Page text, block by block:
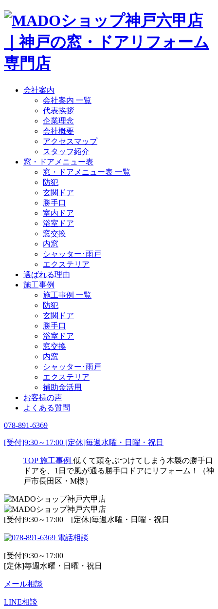
会社案内
会社案内 一覧
代表挨拶
企業理念
会社概要
アクセスマップ
スタッフ紹介
窓・ドアメニュー表
窓・ドアメニュー表 一覧
防犯
玄関ドア
勝手口
室内ドア
浴室ドア
窓交換
内窓
シャッター･雨戸
エクステリア
選ばれる理由
施工事例
施工事例 一覧
防犯
玄関ドア
勝手口
浴室ドア
窓交換
内窓
シャッター･雨戸
エクステリア
補助金活用
お客様の声
よくある質問
078-891-6369
[受付]9:30～17:00 [定休]毎週水曜・日曜・祝日
TOP 施工事例 低くて頭をぶつけてしまう木製の勝手口
ドアを、1日で風が通る勝手口ドアにリフォーム！（神
戸市長田区・M様）
[受付]9:30～17:00 [定休]毎週水曜・日曜・祝日
電話相談
[受付]9:30～17:00
[定休]毎週水曜・日曜・祝日
メール相談
LINE相談